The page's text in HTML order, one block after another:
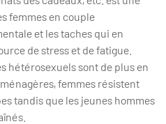
femmes en couple
et les taches qui en
de stress et de fatigue.
hétérosexuels sont de plus en
femmes résistent
tandis que les jeunes hommes